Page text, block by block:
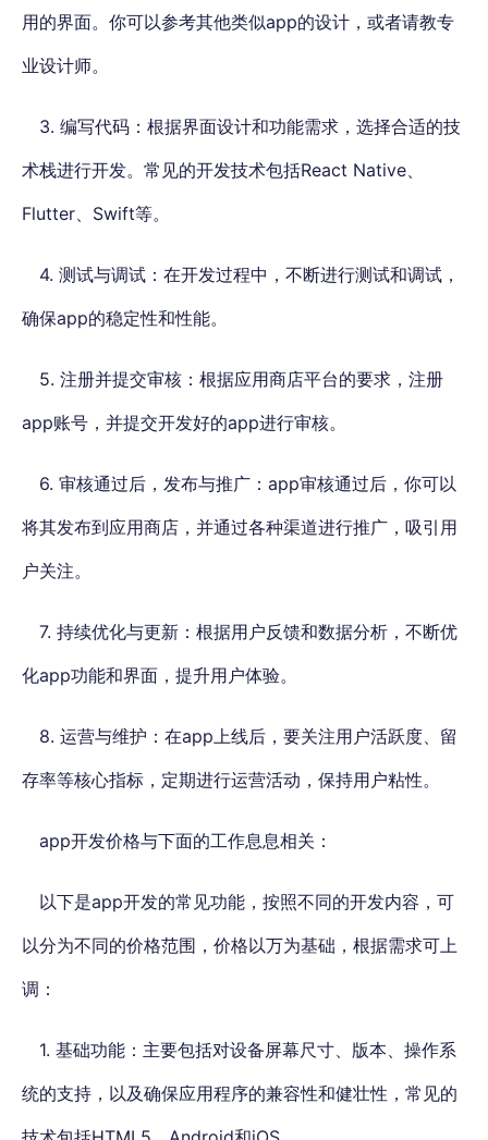
用的界面。你可以参考其他类似app的设计，或者请教专
业设计师。
3. 编写代码：根据界面设计和功能需求，选择合适的技
术栈进行开发。常见的开发技术包括React Native、
Flutter、Swift等。
4. 测试与调试：在开发过程中，不断进行测试和调试，
确保app的稳定性和性能。
5. 注册并提交审核：根据应用商店平台的要求，注册
app账号，并提交开发好的app进行审核。
6. 审核通过后，发布与推广：app审核通过后，你可以
将其发布到应用商店，并通过各种渠道进行推广，吸引用
户关注。
7. 持续优化与更新：根据用户反馈和数据分析，不断优
化app功能和界面，提升用户体验。
8. 运营与维护：在app上线后，要关注用户活跃度、留
存率等核心指标，定期进行运营活动，保持用户粘性。
app开发价格与下面的工作息息相关：
以下是app开发的常见功能，按照不同的开发内容，可
以分为不同的价格范围，价格以万为基础，根据需求可上
调：
1. 基础功能：主要包括对设备屏幕尺寸、版本、操作系
统的支持，以及确保应用程序的兼容性和健壮性，常见的